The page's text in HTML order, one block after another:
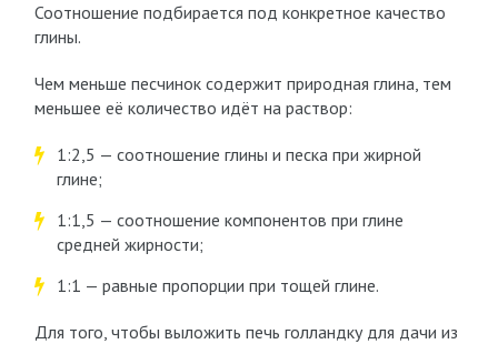
Соотношение подбирается под конкретное качество
глины.
Чем меньше песчинок содержит природная глина, тем
меньшее её количество идёт на раствор:
1:2,5 — соотношение глины и песка при жирной
глине;
1:1,5 — соотношение компонентов при глине
средней жирности;
1:1 — равные пропорции при тощей глине.
Для того, чтобы выложить печь голландку для дачи из